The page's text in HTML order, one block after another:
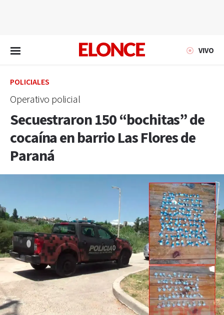
VIVO
POLICIALES
Operativo policial
Secuestraron 150 “bochitas” de
cocaína en barrio Las Flores de
Paraná